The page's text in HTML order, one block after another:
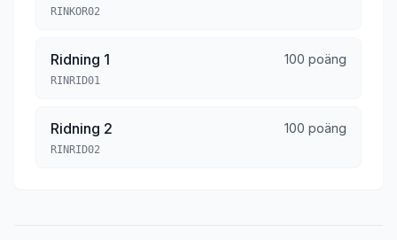
RINKOR02
Ridning 1 100 poäng
RINRID01
Ridning 2 100 poäng
RINRID02